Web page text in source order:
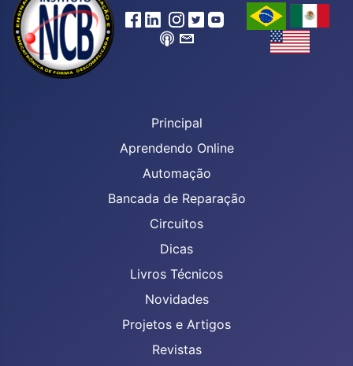
Principal
Aprendendo Online
Automação
Bancada de Reparação
Circuitos
Dicas
Livros Técnicos
Novidades
Projetos e Artigos
Revistas